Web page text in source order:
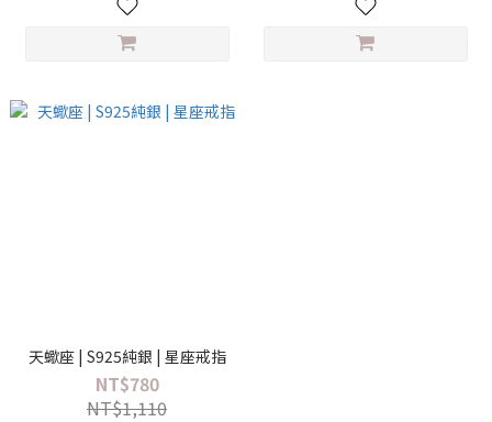
天蠍座 | S925純銀 | 星座戒指
NT$780
NT$1,110